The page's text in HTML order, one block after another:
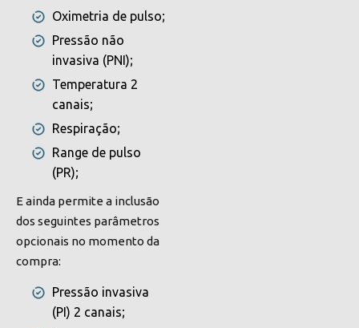
Oximetria de pulso;
Pressão não
invasiva (PNI);
Temperatura 2
canais;
Respiração;
Range de pulso
(PR);
E ainda permite a inclusão
dos seguintes parâmetros
opcionais no momento da
compra:
Pressão invasiva
(PI) 2 canais;